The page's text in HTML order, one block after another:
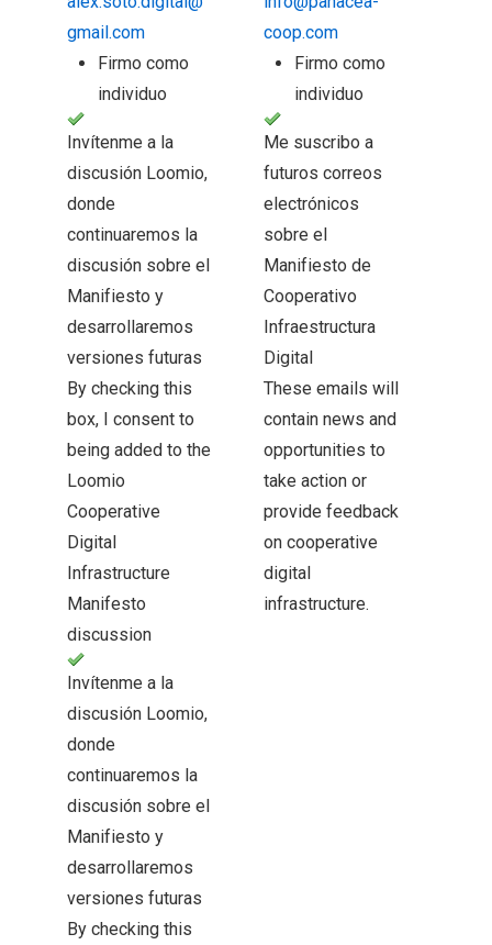
gmail.com
Firmo como
individuo
Invítenme a la
discusión Loomio,
donde
continuaremos la
discusión sobre el
Manifiesto y
desarrollaremos
versiones futuras
By checking this
box, I consent to
being added to the
Loomio
Cooperative
Digital
Infrastructure
Manifesto
discussion
Invítenme a la
discusión Loomio,
donde
continuaremos la
discusión sobre el
Manifiesto y
desarrollaremos
versiones futuras
By checking this
coop.com
Firmo como
individuo
Me suscribo a
futuros correos
electrónicos
sobre el
Manifiesto de
Cooperativo
Infraestructura
Digital
These emails will
contain news and
opportunities to
take action or
provide feedback
on cooperative
digital
infrastructure.